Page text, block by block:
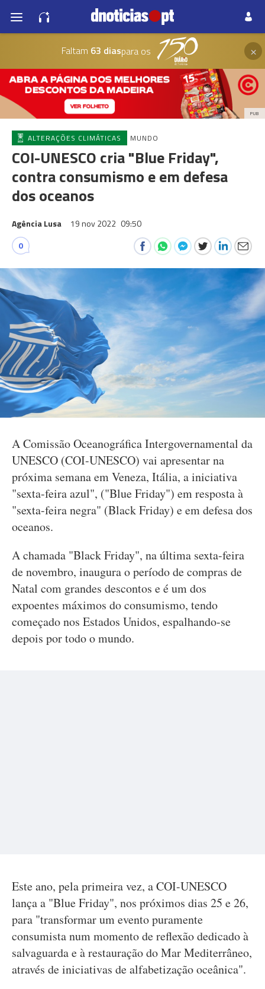
Faltam 63 diaspara os ×
PUB
ALTERAÇÕES CLIMÁTICAS MUNDO
COI-UNESCO cria "Blue Friday",
contra consumismo e em defesa
dos oceanos
Agência Lusa 19 nov 2022 09:50
0
A Comissão Oceanográfica Intergovernamental da
UNESCO (COI-UNESCO) vai apresentar na
próxima semana em Veneza, Itália, a iniciativa
"sexta-feira azul", ("Blue Friday") em resposta à
"sexta-feira negra" (Black Friday) e em defesa dos
oceanos.
A chamada "Black Friday", na última sexta-feira
de novembro, inaugura o período de compras de
Natal com grandes descontos e é um dos
expoentes máximos do consumismo, tendo
começado nos Estados Unidos, espalhando-se
depois por todo o mundo.
Este ano, pela primeira vez, a COI-UNESCO
lança a "Blue Friday", nos próximos dias 25 e 26,
para "transformar um evento puramente
consumista num momento de reflexão dedicado à
salvaguarda e à restauração do Mar Mediterrâneo,
através de iniciativas de alfabetização oceânica".